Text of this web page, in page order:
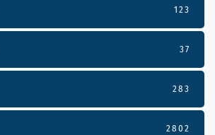
123
37
283
2802